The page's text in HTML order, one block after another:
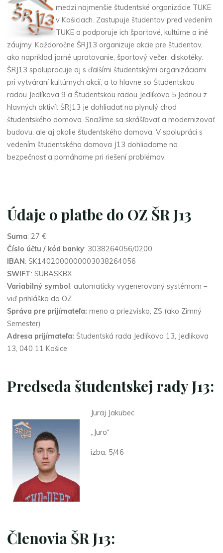
medzi najmenšie študentské organizácie TUKE
v Košiciach. Zastupuje študentov pred vedením
TUKE a podporuje ich športové, kultúrne a iné
záujmy. Každoročne ŠRJ13 organizuje akcie pre študentov,
ako napríklad jarné upratovanie, športový večer, diskotéky.
ŠRJ13 spolupracuje aj s ďalšími študentskými organizáciami
pri vytváraní kultúrnych akcií, a to hlavne so Študentskou
radou Jedlíkova 9 a Študentskou radou Jedlíkova 5.Jednou z
hlavných aktivít ŠRJ13 je dohliadať na plynulý chod
študentského domova. Snažíme sa skrášľovať a modernizovať
budovu, ale aj okolie študentského domova. V spolupráci s
vedením študentského domova J13 dohliadame na
bezpečnosť a pomáhame pri riešení problémov.
Údaje o platbe do OZ ŠR J13
Suma: 27 €
Číslo účtu / kód banky: 3038264056/0200
IBAN: SK1402000000003038264056
SWIFT: SUBASKBX
Variabilný symbol: automaticky vygenerovaný systémom –
viď prihláška do OZ
Správa pre prijímateľa: meno a priezvisko, ZS (ako Zimný
Semester)
Adresa prijímateľa: Študentská rada Jedlíkova 13, Jedlíkova
13, 040 11 Košice
Predseda študentskej rady J13:
Juraj Jakubec
„Juro“
izba: 5/46
Členovia ŠR J13: